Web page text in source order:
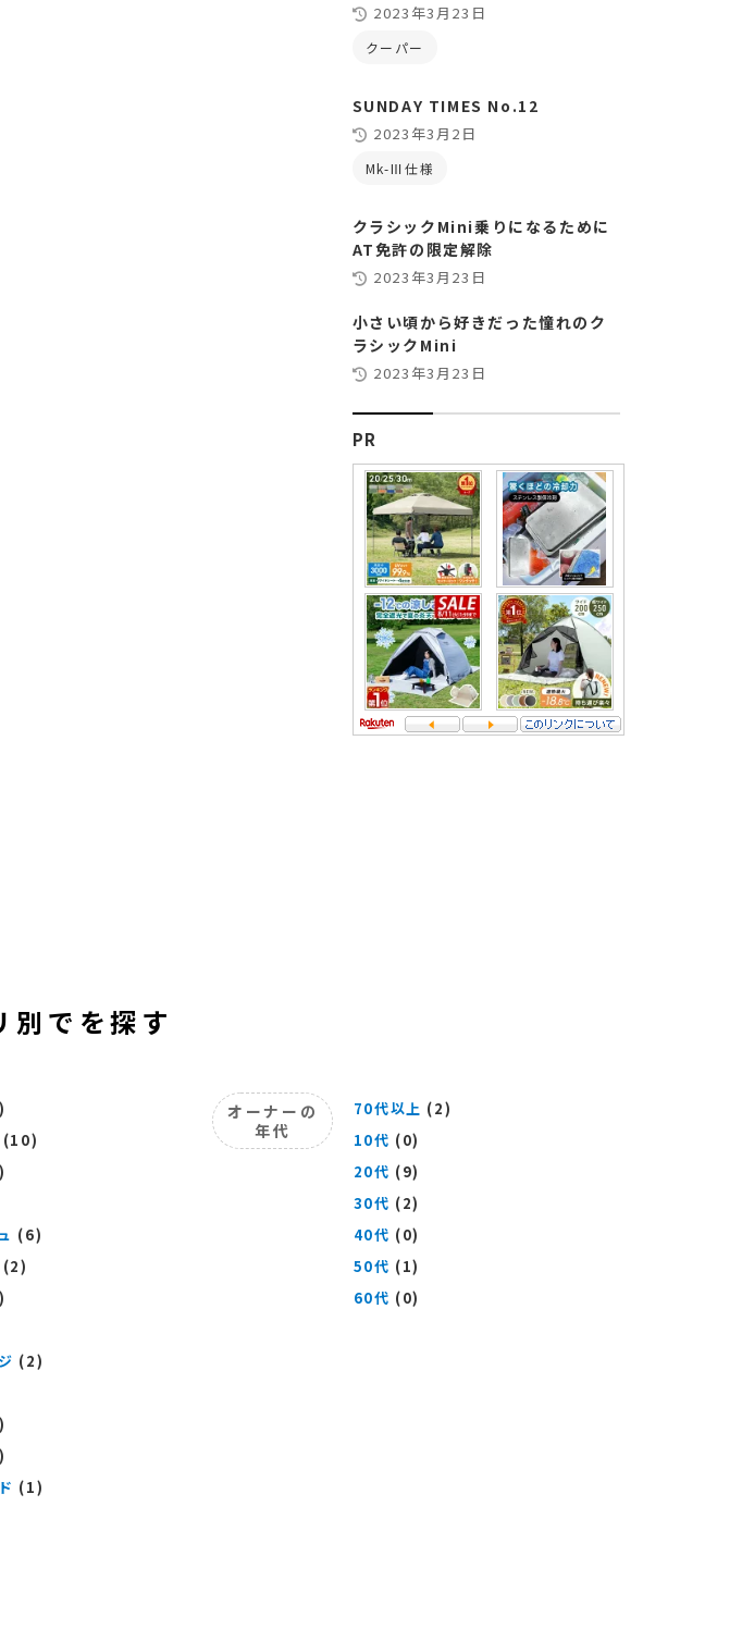
2023年3月23日
クーパー
SUNDAY TIMES No.12
2023年3月2日
Mk-Ⅲ仕様
クラシックMini乗りになるために
AT免許の限定解除
2023年3月23日
小さい頃から好きだった憧れのク
ラシックMini
2023年3月23日
PR
別でを探す
(10)
(6)
(2)
(2)
(1)
オーナーの
年代
70代以上 (2)
10代 (0)
20代 (9)
30代 (2)
40代 (0)
50代 (1)
60代 (0)